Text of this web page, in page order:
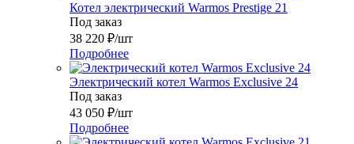
Котел электрический Warmos Prestige 21
Под заказ
38 220 ₽/шт
Подробнее
Электрический котел Warmos Exclusive 24
Под заказ
43 050 ₽/шт
Подробнее